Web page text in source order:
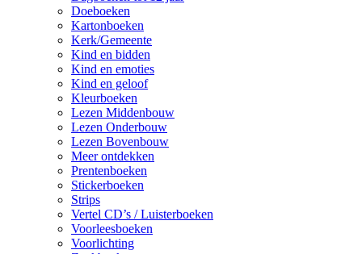
Doeboeken
Kartonboeken
Kerk/Gemeente
Kind en bidden
Kind en emoties
Kind en geloof
Kleurboeken
Lezen Middenbouw
Lezen Onderbouw
Lezen Bovenbouw
Meer ontdekken
Prentenboeken
Stickerboeken
Strips
Vertel CD’s / Luisterboeken
Voorleesboeken
Voorlichting